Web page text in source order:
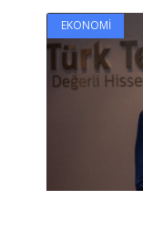
EKONOMI